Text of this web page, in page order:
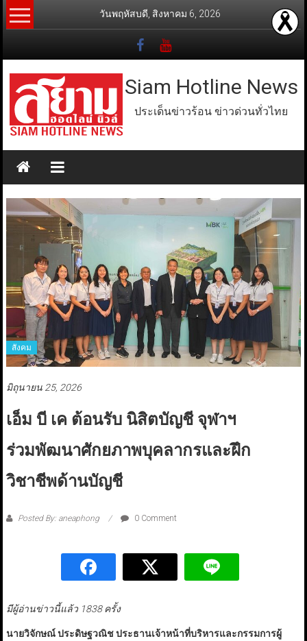
Skip
to
วันพฤหัสบดี, สิงหาคม 6, 2026
Siam Hotline News
ประเด็นข่าวร้อน ข่าวด่วนทั่วไทย
สังคม
มิถุนายน 25, 2026
เอ็ม บี เค ต้อนรับ นิสิตบัญชี จุฬาฯ
ร่วมพัฒนาศักยภาพบุคลากรและฝึก
วิชาชีพด้านบัญชี
Posted By: aneaphong 0 Comment
มีผู้อ่านข่าวนี้แล้ว 1838 ครั้ง
นายวิจักษณ์ ประดิษฐวณิช ประธานเจ้าหน้าที่บริหารและกรรมการผู้